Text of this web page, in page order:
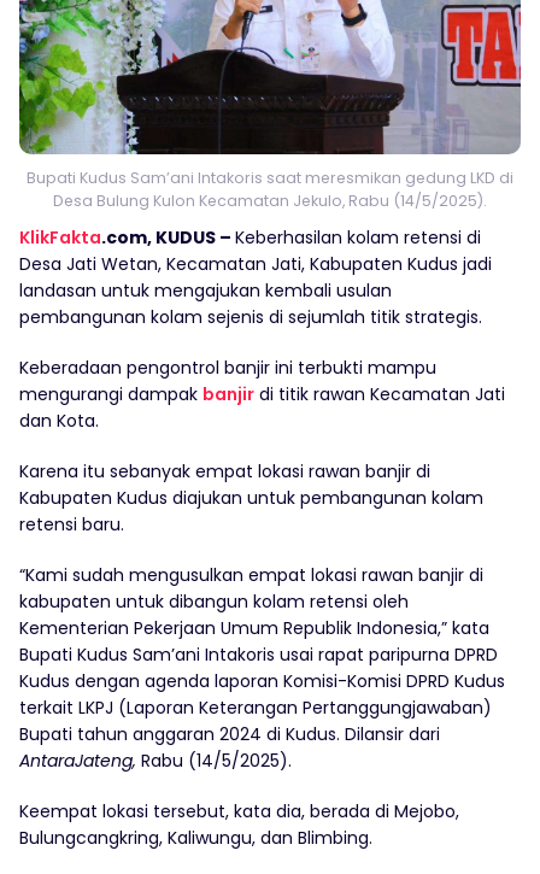
Bupati Kudus Sam’ani Intakoris saat meresmikan gedung LKD di
Desa Bulung Kulon Kecamatan Jekulo, Rabu (14/5/2025).
KlikFakta.com, KUDUS – Keberhasilan kolam retensi di
Desa Jati Wetan, Kecamatan Jati, Kabupaten Kudus jadi
landasan untuk mengajukan kembali usulan
pembangunan kolam sejenis di sejumlah titik strategis.
Keberadaan pengontrol banjir ini terbukti mampu
mengurangi dampak banjir di titik rawan Kecamatan Jati
dan Kota.
Karena itu sebanyak empat lokasi rawan banjir di
Kabupaten Kudus diajukan untuk pembangunan kolam
retensi baru.
“Kami sudah mengusulkan empat lokasi rawan banjir di
kabupaten untuk dibangun kolam retensi oleh
Kementerian Pekerjaan Umum Republik Indonesia,” kata
Bupati Kudus Sam’ani Intakoris usai rapat paripurna DPRD
Kudus dengan agenda laporan Komisi-Komisi DPRD Kudus
terkait LKPJ (Laporan Keterangan Pertanggungjawaban)
Bupati tahun anggaran 2024 di Kudus. Dilansir dari
AntaraJateng, Rabu (14/5/2025).
Keempat lokasi tersebut, kata dia, berada di Mejobo,
Bulungcangkring, Kaliwungu, dan Blimbing.